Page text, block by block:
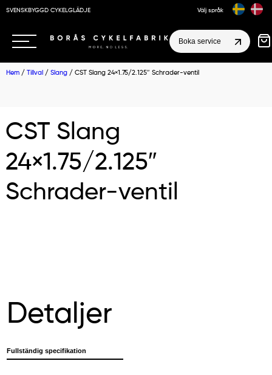
SVENSKBYGGD CYKELGLÄDJE Välj språk
Boka service
Hem / Tillval / Slang / CST Slang 24×1.75/2.125″ Schrader-ventil
CST Slang
24×1.75/2.125″
Schrader-ventil
Detaljer
Fullständig specifikation